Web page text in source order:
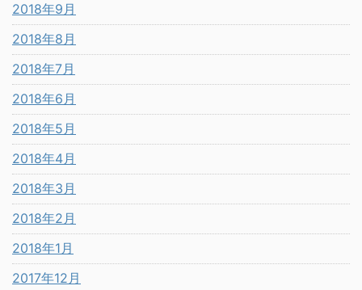
2018年9月
2018年8月
2018年7月
2018年6月
2018年5月
2018年4月
2018年3月
2018年2月
2018年1月
2017年12月